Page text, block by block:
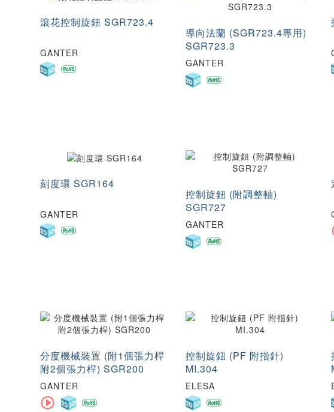
滾花控制旋鈕 SGR723.4
GANTER
導向法蘭 (SGR723.4專用)
SGR723.3
GANTER
刻度環 SGR164
GANTER
控制旋鈕 (附調整軸)
SGR727
GANTER
分度機械裝置 (附1個張力桿
附2個張力桿) SGR200
GANTER
控制旋鈕 (PF 附指針)
MI.304
ELESA